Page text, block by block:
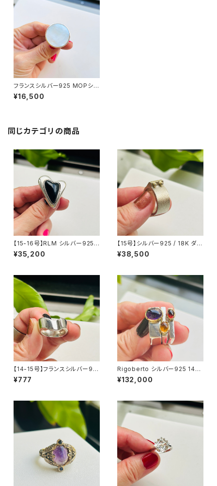
フランスシルバー925 MOPシェ
ルリング（11号）
¥16,500
同じカテゴリの商品
【15-16号】RLM シルバー925
BIG オニキスハートリング
¥35,200
【15号】シルバー925 / 18K ダイ
ヤモンド槌目バンドリング
¥38,500
【14-15号】フランスシルバー92
5 Organic バンドヘビーリング
¥777
Rigoberto シルバー925 14K
天然石 スクエアスタッキングリ
ング（14号）
¥132,000